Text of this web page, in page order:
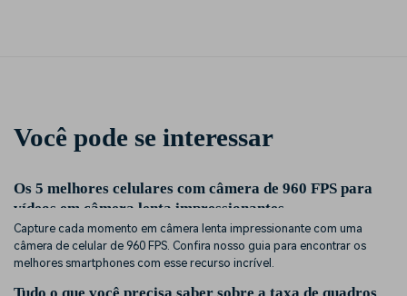
Você pode se interessar
Os 5 melhores celulares com câmera de 960 FPS para
vídeos em câmera lenta impressionantes
Capture cada momento em câmera lenta impressionante com uma
câmera de celular de 960 FPS. Confira nosso guia para encontrar os
melhores smartphones com esse recurso incrível.
Tudo o que você precisa saber sobre a taxa de quadros